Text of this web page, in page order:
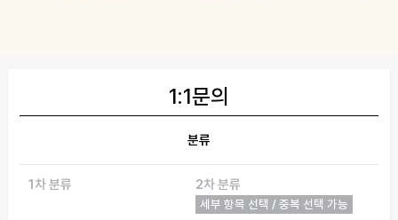
1:1문의
분류
1차 분류 2차 분류
세부 항목 선택 / 중복 선택 가능